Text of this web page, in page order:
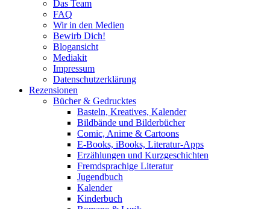
Das Team
FAQ
Wir in den Medien
Bewirb Dich!
Blogansicht
Mediakit
Impressum
Datenschutzerklärung
Rezensionen
Bücher & Gedrucktes
Basteln, Kreatives, Kalender
Bildbände und Bilderbücher
Comic, Anime & Cartoons
E-Books, iBooks, Literatur-Apps
Erzählungen und Kurzgeschichten
Fremdsprachige Literatur
Jugendbuch
Kalender
Kinderbuch